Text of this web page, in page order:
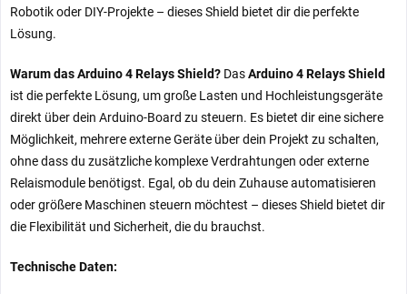
Robotik oder DIY-Projekte – dieses Shield bietet dir die perfekte
Lösung.
Warum das Arduino 4 Relays Shield? DasArduino 4 Relays Shield
ist die perfekte Lösung, um große Lasten und Hochleistungsgeräte
direkt über dein Arduino-Board zu steuern. Es bietet dir eine sichere
Möglichkeit, mehrere externe Geräte über dein Projekt zu schalten,
ohne dass du zusätzliche komplexe Verdrahtungen oder externe
Relaismodule benötigst. Egal, ob du dein Zuhause automatisieren
oder größere Maschinen steuern möchtest – dieses Shield bietet dir
die Flexibilität und Sicherheit, die du brauchst.
Technische Daten: